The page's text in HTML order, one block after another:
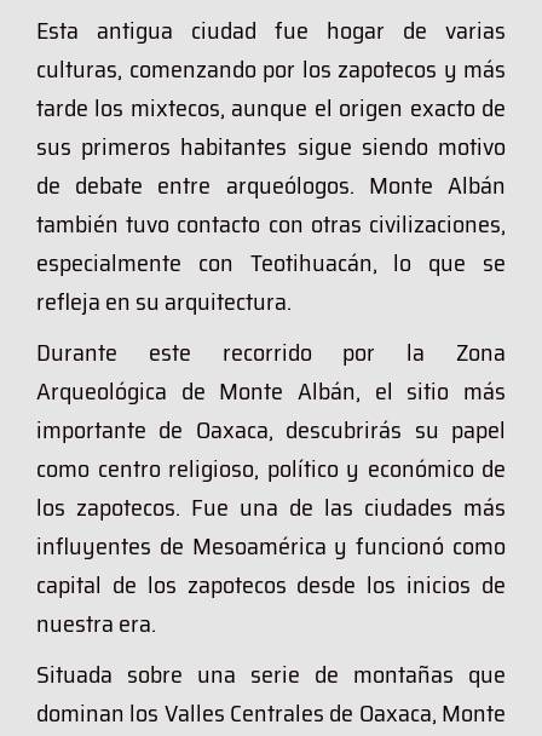
Esta antigua ciudad fue hogar de varias
culturas, comenzando por los zapotecos y más
tarde los mixtecos, aunque el origen exacto de
sus primeros habitantes sigue siendo motivo
de debate entre arqueólogos. Monte Albán
también tuvo contacto con otras civilizaciones,
especialmente con Teotihuacán, lo que se
refleja en su arquitectura.
Durante este recorrido por la Zona
Arqueológica de Monte Albán, el sitio más
importante de Oaxaca, descubrirás su papel
como centro religioso, político y económico de
los zapotecos. Fue una de las ciudades más
influyentes de Mesoamérica y funcionó como
capital de los zapotecos desde los inicios de
nuestra era.
Situada sobre una serie de montañas que
dominan los Valles Centrales de Oaxaca, Monte